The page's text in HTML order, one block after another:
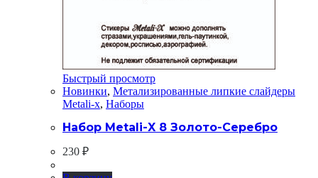
Быстрый просмотр
Новинки, Метализированные липкие слайдеры
Metali-x, Наборы
Набор Metali-X 8 Золото-Серебро
230 ₽